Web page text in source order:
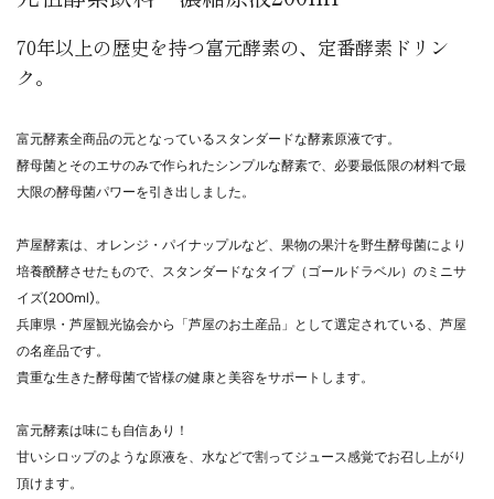
70年以上の歴史を持つ富元酵素の、定番酵素ドリン
ク。
富元酵素全商品の元となっているスタンダードな酵素原液です。
酵母菌とそのエサのみで作られたシンプルな酵素で、必要最低限の材料で最
大限の酵母菌パワーを引き出しました。
芦屋酵素は、オレンジ・パイナップルなど、果物の果汁を野生酵母菌により
培養醗酵させたもので、スタンダードなタイプ（ゴールドラベル）のミニサ
イズ(200ml)。
兵庫県・芦屋観光協会から「芦屋のお土産品」として選定されている、芦屋
の名産品です。
貴重な生きた酵母菌で皆様の健康と美容をサポートします。
富元酵素は味にも自信あり！
甘いシロップのような原液を、水などで割ってジュース感覚でお召し上がり
頂けます。